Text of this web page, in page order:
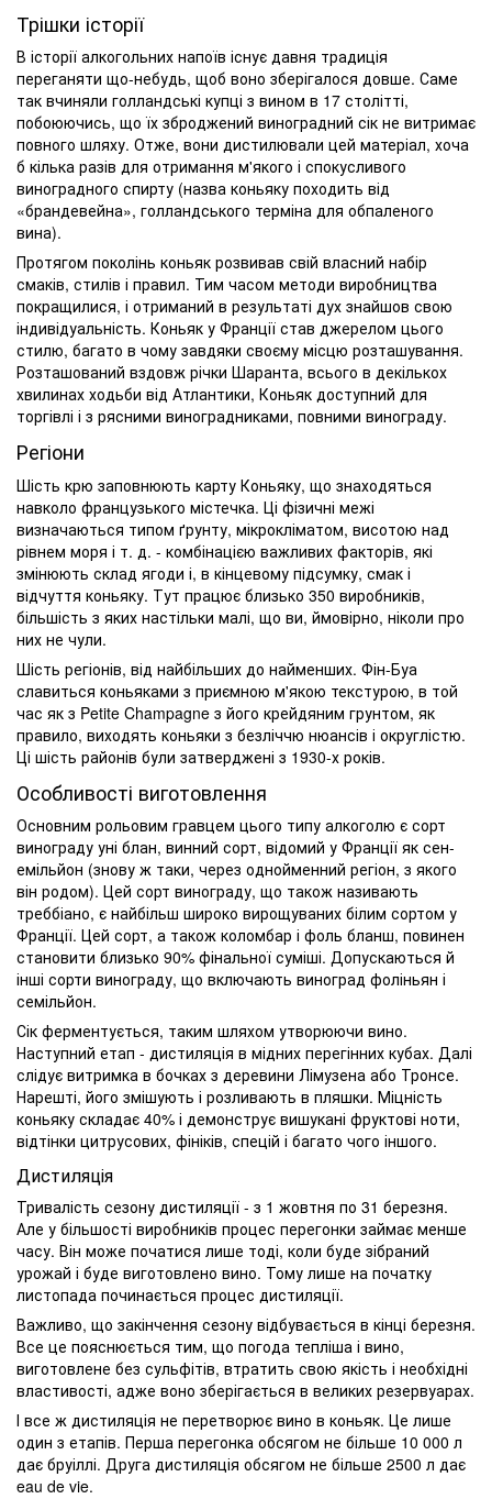
Трішки історії
В історії алкогольних напоїв існує давня традиція
переганяти що-небудь, щоб воно зберігалося довше. Саме
так вчиняли голландські купці з вином в 17 столітті,
побоюючись, що їх зброджений виноградний сік не витримає
повного шляху. Отже, вони дистилювали цей матеріал, хоча
б кілька разів для отримання м'якого і спокусливого
виноградного спирту (назва коньяку походить від
«брандевейна», голландського терміна для обпаленого
вина).
Протягом поколінь коньяк розвивав свій власний набір
смаків, стилів і правил. Тим часом методи виробництва
покращилися, і отриманий в результаті дух знайшов свою
індивідуальність. Коньяк у Франції став джерелом цього
стилю, багато в чому завдяки своєму місцю розташування.
Розташований вздовж річки Шаранта, всього в декількох
хвилинах ходьби від Атлантики, Коньяк доступний для
торгівлі і з рясними виноградниками, повними винограду.
Регіони
Шість крю заповнюють карту Коньяку, що знаходяться
навколо французького містечка. Ці фізичні межі
визначаються типом ґрунту, мікрокліматом, висотою над
рівнем моря і т. д. - комбінацією важливих факторів, які
змінюють склад ягоди і, в кінцевому підсумку, смак і
відчуття коньяку. Тут працює близько 350 виробників,
більшість з яких настільки малі, що ви, ймовірно, ніколи про
них не чули.
Шість регіонів, від найбільших до найменших. Фін-Буа
славиться коньяками з приємною м'якою текстурою, в той
час як з Petite Champagne з його крейдяним грунтом, як
правило, виходять коньяки з безліччю нюансів і округлістю.
Ці шість районів були затверджені з 1930-х років.
Особливості виготовлення
Основним рольовим гравцем цього типу алкоголю є сорт
винограду уні блан, винний сорт, відомий у Франції як сен-
емільйон (знову ж таки, через однойменний регіон, з якого
він родом). Цей сорт винограду, що також називають
треббіано, є найбільш широко вирощуваних білим сортом у
Франції. Цей сорт, а також коломбар і фоль бланш, повинен
становити близько 90% фінальної суміші. Допускаються й
інші сорти винограду, що включають виноград фоліньян і
семільйон.
Сік ферментується, таким шляхом утворюючи вино.
Наступний етап - дистиляція в мідних перегінних кубах. Далі
слідує витримка в бочках з деревини Лімузена або Тронсе.
Нарешті, його змішують і розливають в пляшки. Міцність
коньяку складає 40% і демонструє вишукані фруктові ноти,
відтінки цитрусових, фініків, спецій і багато чого іншого.
Дистиляція
Тривалість сезону дистиляції - з 1 жовтня по 31 березня.
Але у більшості виробників процес перегонки займає менше
часу. Він може початися лише тоді, коли буде зібраний
урожай і буде виготовлено вино. Тому лише на початку
листопада починається процес дистиляції.
Важливо, що закінчення сезону відбувається в кінці березня.
Все це пояснюється тим, що погода тепліша і вино,
виготовлене без сульфітів, втратить свою якість і необхідні
властивості, адже воно зберігається в великих резервуарах.
І все ж дистиляція не перетворює вино в коньяк. Це лише
один з етапів. Перша перегонка обсягом не більше 10 000 л
дає бруіллі. Друга дистиляція обсягом не більше 2500 л дає
eau de vie.